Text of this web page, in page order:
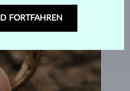
FORTFAHREN